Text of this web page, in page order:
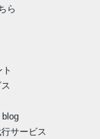
ら
blog
サービス